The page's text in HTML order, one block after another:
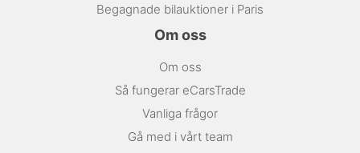
Begagnade bilauktioner i Paris
Om oss
Om oss
Så fungerar eCarsTrade
Vanliga frågor
Gå med i vårt team